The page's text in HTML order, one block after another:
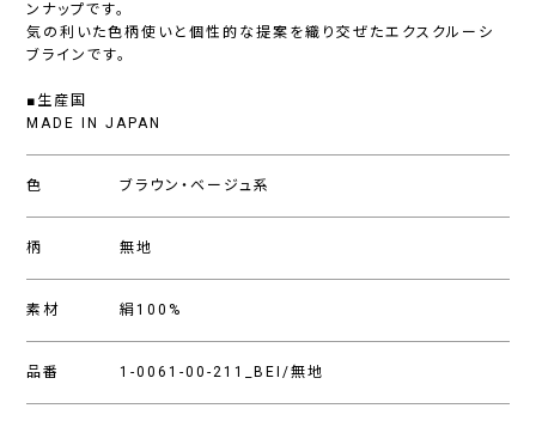
ンナップです。
気の利いた色柄使いと個性的な提案を織り交ぜたエクスクルーシ
ブラインです。
■生産国
MADE IN JAPAN
色 ブラウン・ベージュ系
柄 無地
素材 絹100%
品番 1-0061-00-211_BEI/無地